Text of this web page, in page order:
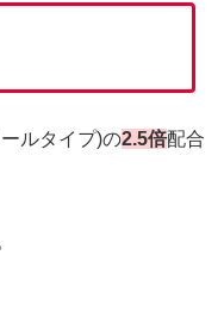
ルタイプ)の2.5倍配合